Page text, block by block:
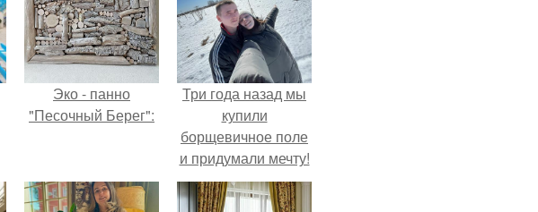
Эко - панно
"Песочный Берег":
Три года назад мы
купили
борщевичное поле
и придумали мечту!